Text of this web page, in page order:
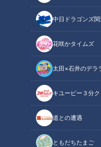
中日ドラゴンズ
花咲かタイムズ
太田×石井のデラ
キユーピー３分
道との遭遇
ともだちたまご
チャント！
くらしニュース
新しい生活をスタートさ
「新生活応援」をテーマに